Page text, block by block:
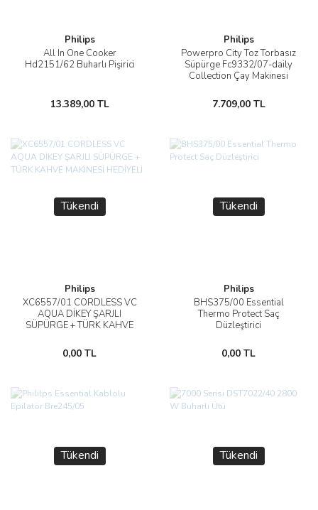
Philips
All In One Cooker
Hd2151/62 Buharlı Pişirici
13.389,00 TL
Philips
Powerpro City Toz Torbasız
Süpürge Fc9332/07-daily
Collection Çay Makinesi
7.709,00 TL
Tükendi
Philips
XC6557/01 CORDLESS VC
AQUA DİKEY ŞARJLI
SÜPÜRGE + TÜRK KAHVE
0,00 TL
Tükendi
Philips
BHS375/00 Essential
Thermo Protect Saç
Düzleştirici
0,00 TL
Tükendi Tükendi